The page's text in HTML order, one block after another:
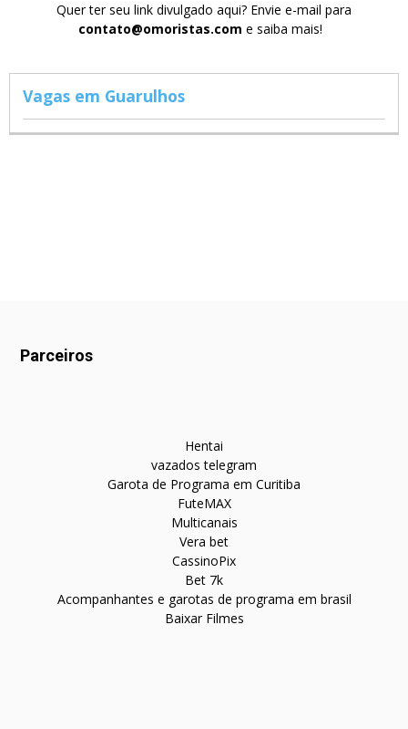
Quer ter seu link divulgado aqui? Envie e-mail para
contato@omoristas.com e saiba mais!
Vagas em Guarulhos
Parceiros
Hentai
vazados telegram
Garota de Programa em Curitiba
FuteMAX
Multicanais
Vera bet
CassinoPix
Bet 7k
Acompanhantes e garotas de programa em brasil
Baixar Filmes